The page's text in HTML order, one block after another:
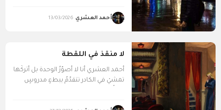
أحمد العشري 13/03/2026
لا منقذ في اللقطة
أحمد العشري أنا لا أُصوّرُ الوحدة بل أتركُها
تمشيْ في الكادر تتقدّمُ ببطءٍ مدروسٍ